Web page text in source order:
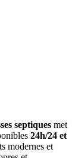
septiques met
24h/24 et
modernes et